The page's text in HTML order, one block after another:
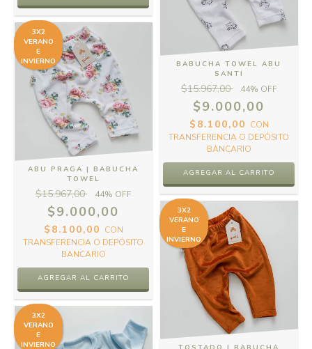
3X2
VERANO
E
INVIERNO
ABU PRAGA | BABUCHA
TOWEL
$15.967,00 44% OFF
$9.000,00
$8.100,00 CON
TRANSFERENCIA O DEPÓSITO
BANCARIO
AGREGAR AL CARRITO
BABUCHA TOWEL ABU
SANTI
$15.967,00 44% OFF
$9.000,00
$8.100,00 CON
TRANSFERENCIA O DEPÓSITO
BANCARIO
AGREGAR AL CARRITO
3X2
VERANO
E
INVIERNO
3X2
VERANO
E
INVIERNO